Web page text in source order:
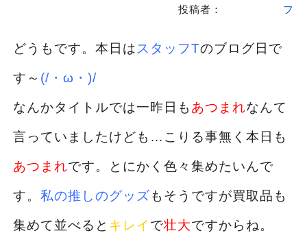
投稿者：
フ
どうもです。本日は スタッフTのブログ日で
す～ (/・ω・)/
なんかタイトルでは一昨日も あつまれなんて
言っていましたけども…こりる事無く本日も
あつまれです。とにかく色々集めたいんで
す。 私の推しのグッズもそうですが買取品も
集めて並べると キレイ で壮大ですからね。